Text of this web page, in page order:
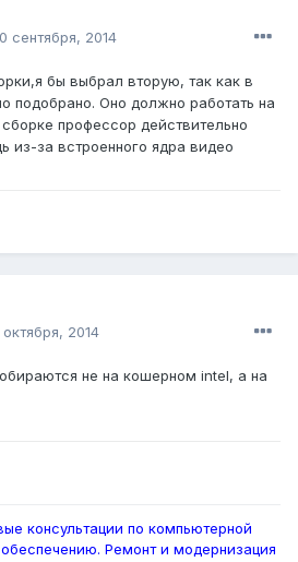
сентября, 2014
бы выбрал вторую, так как в
подобрано. Оно должно работать на
профессор действительно
из-за встроенного ядра видео
октября, 2014
не на кошерном intel, а на
консультации по компьютерной
Ремонт и модернизация